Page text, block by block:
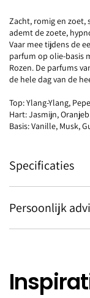
Zacht, romig en zoet,
ademt de zoete,
Vaar mee tijdens de
parfum op olie-basis
Rozen. De parfums
de hele dag van de
Top: Ylang-Ylang,
Hart: Jasmijn,
Basis: Vanille, Musk,
Specificaties
Persoonlijk